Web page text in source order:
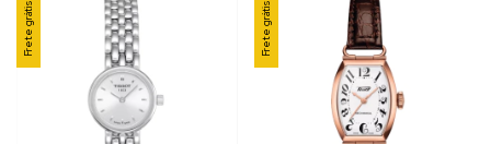
Frete grátis Frete grátis